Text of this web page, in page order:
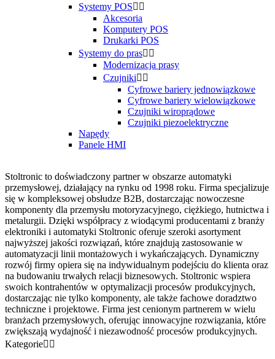
Systemy POS 
Akcesoria
Komputery POS
Drukarki POS
Systemy do pras 
Modernizacja prasy
Czujniki 
Cyfrowe bariery jednowiązkowe
Cyfrowe bariery wielowiązkowe
Czujniki wiroprądowe
Czujniki piezoelektryczne
Napędy
Panele HMI
Stoltronic to doświadczony partner w obszarze automatyki
przemysłowej, działający na rynku od 1998 roku. Firma specjalizuje
się w kompleksowej obsłudze B2B, dostarczając nowoczesne
komponenty dla przemysłu motoryzacyjnego, ciężkiego, hutnictwa i
metalurgii. Dzięki współpracy z wiodącymi producentami z branży
elektroniki i automatyki Stoltronic oferuje szeroki asortyment
najwyższej jakości rozwiązań, które znajdują zastosowanie w
automatyzacji linii montażowych i wykańczających. Dynamiczny
rozwój firmy opiera się na indywidualnym podejściu do klienta oraz
na budowaniu trwałych relacji biznesowych. Stoltronic wspiera
swoich kontrahentów w optymalizacji procesów produkcyjnych,
dostarczając nie tylko komponenty, ale także fachowe doradztwo
techniczne i projektowe. Firma jest cenionym partnerem w wielu
branżach przemysłowych, oferując innowacyjne rozwiązania, które
zwiększają wydajność i niezawodność procesów produkcyjnych.
Kategorie 